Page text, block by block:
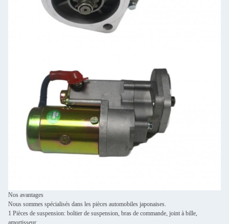
Nos avantages
Nous sommes spécialisés dans les pièces automobiles japonaises.
1 Pièces de suspension: boîtier de suspension, bras de commande, joint à bille,